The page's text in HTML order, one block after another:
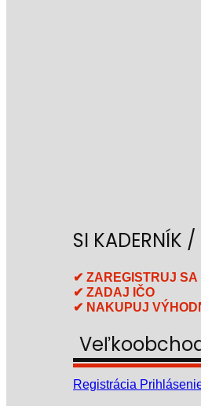
SI KADERNÍK
✔ ZAREGISTRUJ SA
✔ ZADAJ IČO
✔ NAKUPUJ
Registrácia